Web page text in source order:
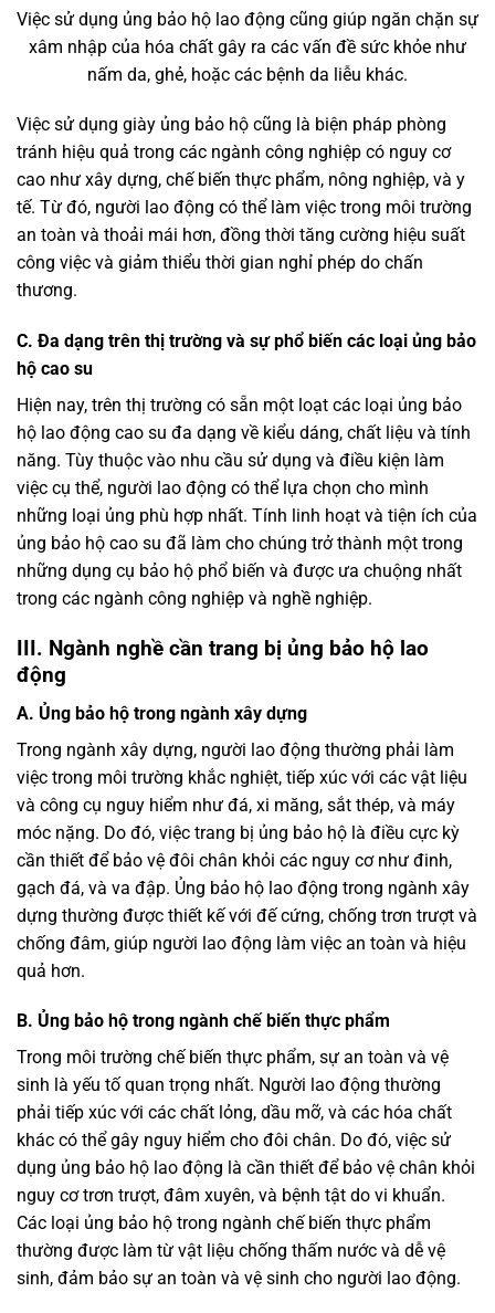
Việc sử dụng ủng bảo hộ lao động cũng giúp ngăn chặn sự
xâm nhập của hóa chất gây ra các vấn đề sức khỏe như
nấm da, ghẻ, hoặc các bệnh da liễu khác.
Việc sử dụng giày ủng bảo hộ cũng là biện pháp phòng
tránh hiệu quả trong các ngành công nghiệp có nguy cơ
cao như xây dựng, chế biến thực phẩm, nông nghiệp, và y
tế. Từ đó, người lao động có thể làm việc trong môi trường
an toàn và thoải mái hơn, đồng thời tăng cường hiệu suất
công việc và giảm thiểu thời gian nghỉ phép do chấn
thương.
C. Đa dạng trên thị trường và sự phổ biến các loại ủng bảo
hộ cao su
Hiện nay, trên thị trường có sẵn một loạt các loại ủng bảo
hộ lao động cao su đa dạng về kiểu dáng, chất liệu và tính
năng. Tùy thuộc vào nhu cầu sử dụng và điều kiện làm
việc cụ thể, người lao động có thể lựa chọn cho mình
những loại ủng phù hợp nhất. Tính linh hoạt và tiện ích của
ủng bảo hộ cao su đã làm cho chúng trở thành một trong
những dụng cụ bảo hộ phổ biến và được ưa chuộng nhất
trong các ngành công nghiệp và nghề nghiệp.
III. Ngành nghề cần trang bị ủng bảo hộ lao
động
A. Ủng bảo hộ trong ngành xây dựng
Trong ngành xây dựng, người lao động thường phải làm
việc trong môi trường khắc nghiệt, tiếp xúc với các vật liệu
và công cụ nguy hiểm như đá, xi măng, sắt thép, và máy
móc nặng. Do đó, việc trang bị ủng bảo hộ là điều cực kỳ
cần thiết để bảo vệ đôi chân khỏi các nguy cơ như đinh,
gạch đá, và va đập. Ủng bảo hộ lao động trong ngành xây
dựng thường được thiết kế với đế cứng, chống trơn trượt và
chống đâm, giúp người lao động làm việc an toàn và hiệu
quả hơn.
B. Ủng bảo hộ trong ngành chế biến thực phẩm
Trong môi trường chế biến thực phẩm, sự an toàn và vệ
sinh là yếu tố quan trọng nhất. Người lao động thường
phải tiếp xúc với các chất lỏng, dầu mỡ, và các hóa chất
khác có thể gây nguy hiểm cho đôi chân. Do đó, việc sử
dụng ủng bảo hộ lao động là cần thiết để bảo vệ chân khỏi
nguy cơ trơn trượt, đâm xuyên, và bệnh tật do vi khuẩn.
Các loại ủng bảo hộ trong ngành chế biến thực phẩm
thường được làm từ vật liệu chống thấm nước và dễ vệ
sinh, đảm bảo sự an toàn và vệ sinh cho người lao động.